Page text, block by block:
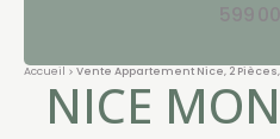
599
Accueil Vente Appartement Nice, 2 Pièces,
NICE